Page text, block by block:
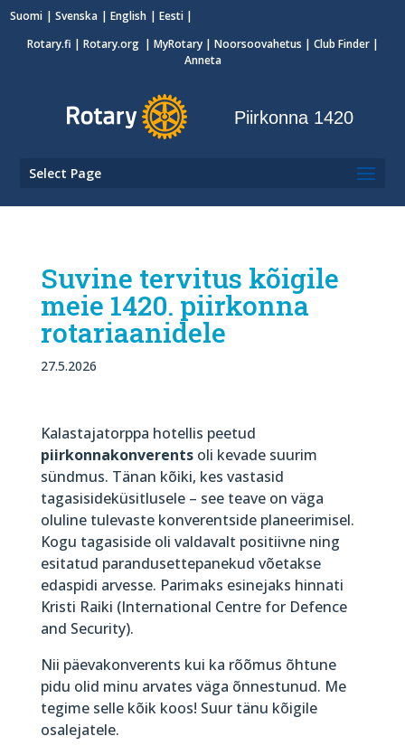
Suomi Svenska English
Eesti
Rotary.fi | Rotary.org | MyRotary| Noorsoovahetus | Club Finder|
Anneta
Piirkonna 1420
Select Page
Suvine tervitus kõigile
meie 1420. piirkonna
rotariaanidele
27.5.2026
Kalastajatorppa hotellis peetud
piirkonnakonverentsoli kevade suurim
sündmus. Tänan kõiki, kes vastasid
tagasisideküsitlusele – see teave on väga
oluline tulevaste konverentside planeerimisel.
Kogu tagasiside oli valdavalt positiivne ning
esitatud parandusettepanekud võetakse
edaspidi arvesse. Parimaks esinejaks hinnati
Kristi Raiki (International Centre for Defence
and Security).
Nii päevakonverents kui ka rõõmus õhtune
pidu olid minu arvates väga õnnestunud. Me
tegime selle kõik koos! Suur tänu kõigile
osalejatele.